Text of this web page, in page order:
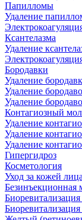
Папилломы
Удаление
Ксантелазма
Удаление
Бородавки
Удаление
Удаление
Удаление
Контагиозный
Удаление
Удаление
Удаление
Гипергидроз
Косметология
Уход за кожей лица
Безинъекционная